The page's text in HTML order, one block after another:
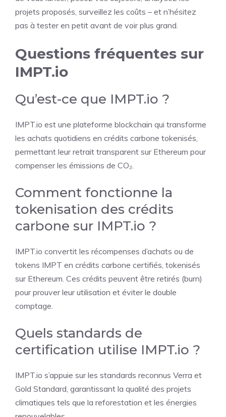
projets proposés, surveillez les coûts – et n’hésitez
pas à tester en petit avant de voir plus grand.
Questions fréquentes sur
IMPT.io
Qu’est-ce que IMPT.io ?
IMPT.io est une plateforme blockchain qui transforme
les achats quotidiens en crédits carbone tokenisés,
permettant leur retrait transparent sur Ethereum pour
compenser les émissions de CO₂.
Comment fonctionne la
tokenisation des crédits
carbone sur IMPT.io ?
IMPT.io convertit les récompenses d’achats ou de
tokens IMPT en crédits carbone certifiés, tokenisés
sur Ethereum. Ces crédits peuvent être retirés (burn)
pour prouver leur utilisation et éviter le double
comptage.
Quels standards de
certification utilise IMPT.io ?
IMPT.io s’appuie sur les standards reconnus Verra et
Gold Standard, garantissant la qualité des projets
climatiques tels que la reforestation et les énergies